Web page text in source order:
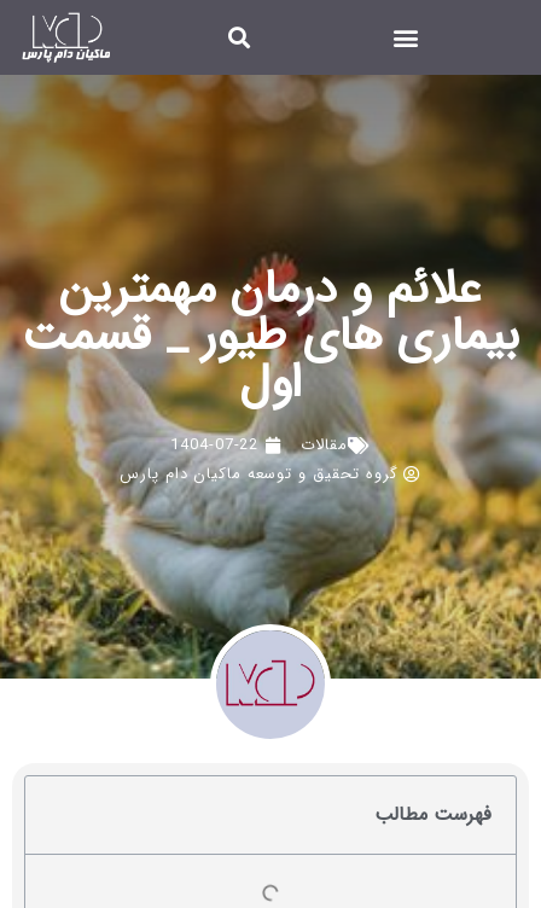
علائم و درمان مهمترین
بیماری های طیور _ قسمت
اول
مقالات
1404-07-22
گروه تحقیق و توسعه ماکیان دام پارس
فهرست مطالب